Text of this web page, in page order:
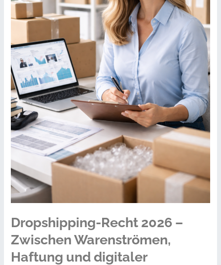
Dropshipping-Recht 2026 –
Zwischen Warenströmen,
Haftung und digitaler